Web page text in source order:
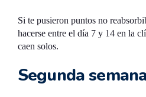
Si te pusieron puntos no
hacerse entre el día 7 y 14 en la
caen solos.
Segunda